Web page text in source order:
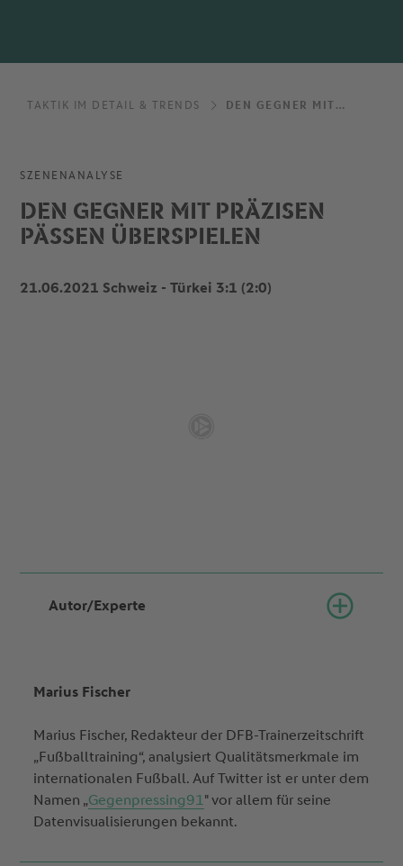
TAKTIK IM DETAIL & TRENDS DEN GEGNER MIT PRÄZISEN PÄSSEN ÜBERSPIELEN
SZENENANALYSE
DEN GEGNER MIT PRÄZISEN
PÄSSEN ÜBERSPIELEN
21.06.2021 Schweiz - Türkei 3:1 (2:0)
Autor/Experte
Marius Fischer
Marius Fischer, Redakteur der DFB-Trainerzeitschrift
„Fußballtraining“, analysiert Qualitätsmerkmale im
internationalen Fußball. Auf Twitter ist er unter dem
Namen „Gegenpressing91" vor allem für seine
Datenvisualisierungen bekannt.